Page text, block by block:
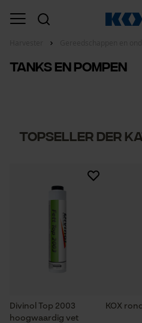
Tanks en pompen
Topseller der
Divinol Top 2003
hoogwaardig vet
KOX